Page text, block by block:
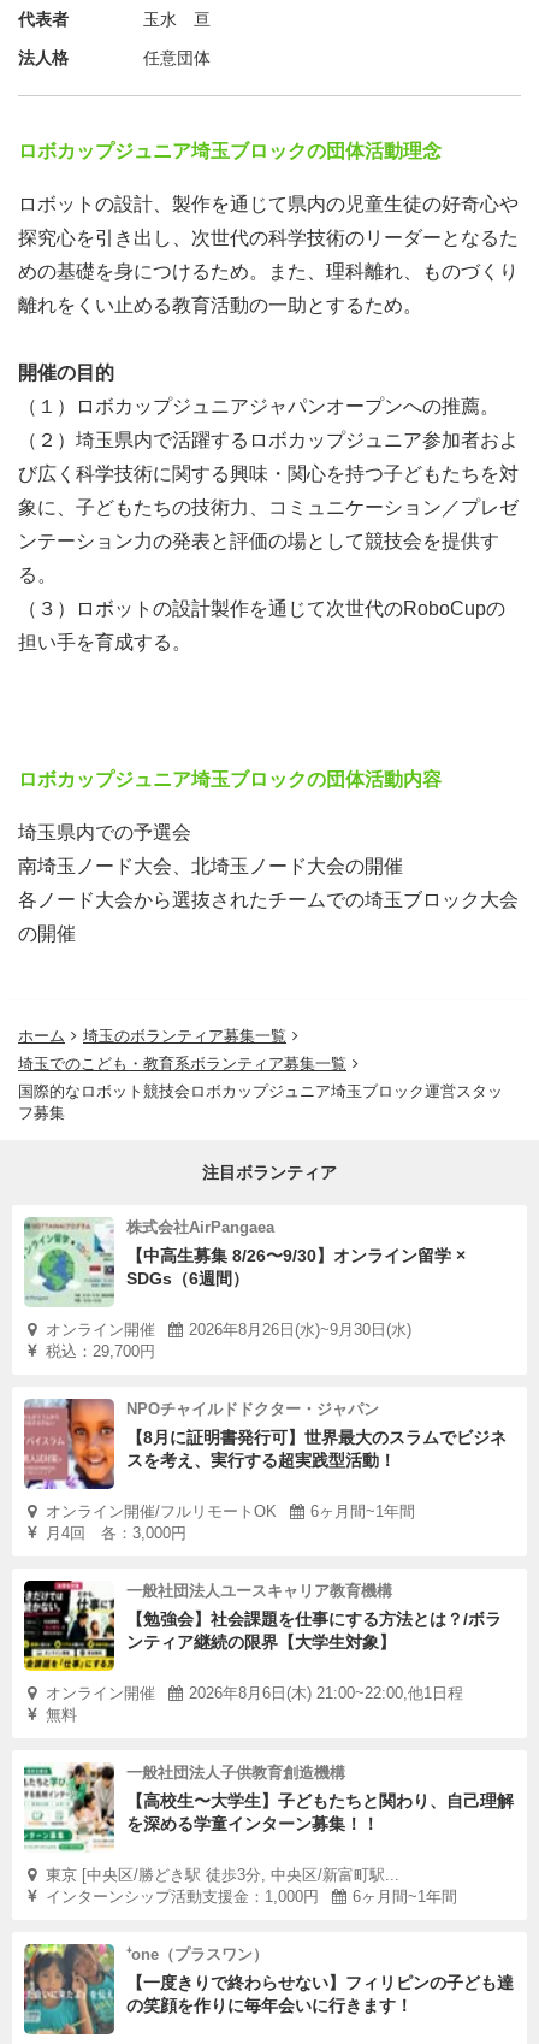
代表者
玉水 亘
法人格
任意団体
ロボカップジュニア埼玉ブロックの団体活動理念
ロボットの設計、製作を通じて県内の児童生徒の好奇心や
探究心を引き出し、次世代の科学技術のリーダーとなるた
めの基礎を身につけるため。また、理科離れ、ものづくり
離れをくい止める教育活動の一助とするため。
開催の目的
（１）ロボカップジュニアジャパンオープンへの推薦。
（２）埼玉県内で活躍するロボカップジュニア参加者およ
び広く科学技術に関する興味・関心を持つ子どもたちを対
象に、子どもたちの技術力、コミュニケーション／プレゼ
ンテーション力の発表と評価の場として競技会を提供す
る。
（３）ロボットの設計製作を通じて次世代のRoboCupの
担い手を育成する。
ロボカップジュニア埼玉ブロックの団体活動内容
埼玉県内での予選会
南埼玉ノード大会、北埼玉ノード大会の開催
各ノード大会から選抜されたチームでの埼玉ブロック大会
の開催
ホーム
埼玉のボランティア募集一覧
埼玉でのこども・教育系ボランティア募集一覧
国際的なロボット競技会ロボカップジュニア埼玉ブロック運営スタッ
フ募集
注目ボランティア
株式会社AirPangaea
【中高生募集 8/26〜9/30】オンライン留学 ×
SDGs（6週間）
オンライン開催
2026年8月26日(水)~9月30日(水)
税込：29,700円
NPOチャイルドドクター・ジャパン
【8月に証明書発行可】世界最大のスラムでビジネ
スを考え、実行する超実践型活動！
オンライン開催/フルリモートOK
6ヶ月間~1年間
月4回 各：3,000円
一般社団法人ユースキャリア教育機構
【勉強会】社会課題を仕事にする方法とは？/ボラ
ンティア継続の限界【大学生対象】
オンライン開催
2026年8月6日(木) 21:00~22:00,他1日程
無料
一般社団法人子供教育創造機構
【高校生〜大学生】子どもたちと関わり、自己理解
を深める学童インターン募集！！
東京 [中央区/勝どき駅 徒歩3分, 中央区/新富町駅...
インターンシップ活動支援金：1,000円
6ヶ月間~1年間
⁺one（プラスワン）
【一度きりで終わらせない】フィリピンの子ども達
の笑顔を作りに毎年会いに行きます！